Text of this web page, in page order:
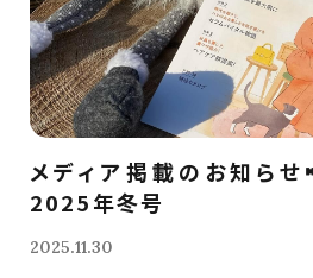
メディア掲載のお知ら
2025年冬号
2025.11.30